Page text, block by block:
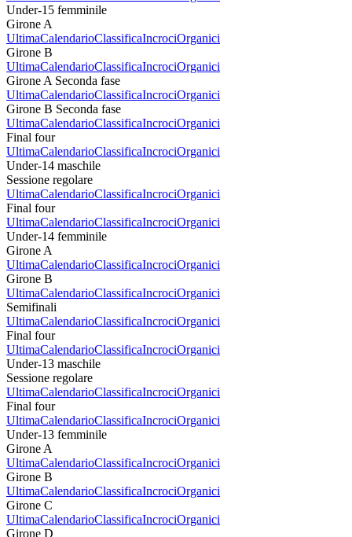
Under-15 femminile
Girone A
UltimaCalendarioClassificaIncrociOrganici
Girone B
UltimaCalendarioClassificaIncrociOrganici
Girone A Seconda fase
UltimaCalendarioClassificaIncrociOrganici
Girone B Seconda fase
UltimaCalendarioClassificaIncrociOrganici
Final four
UltimaCalendarioClassificaIncrociOrganici
Under-14 maschile
Sessione regolare
UltimaCalendarioClassificaIncrociOrganici
Final four
UltimaCalendarioClassificaIncrociOrganici
Under-14 femminile
Girone A
UltimaCalendarioClassificaIncrociOrganici
Girone B
UltimaCalendarioClassificaIncrociOrganici
Semifinali
UltimaCalendarioClassificaIncrociOrganici
Final four
UltimaCalendarioClassificaIncrociOrganici
Under-13 maschile
Sessione regolare
UltimaCalendarioClassificaIncrociOrganici
Final four
UltimaCalendarioClassificaIncrociOrganici
Under-13 femminile
Girone A
UltimaCalendarioClassificaIncrociOrganici
Girone B
UltimaCalendarioClassificaIncrociOrganici
Girone C
UltimaCalendarioClassificaIncrociOrganici
Girone D